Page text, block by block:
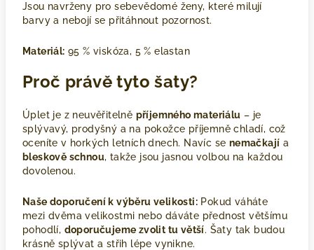
Jsou navrženy pro sebevědomé ženy, které milují
barvy a nebojí se přitáhnout pozornost.
Materiál: 95 % viskóza, 5 % elastan
Proč právě tyto šaty?
Úplet je z neuvěřitelně příjemného materiálu – je
splývavý, prodyšný a na pokožce příjemně chladí, což
oceníte v horkých letních dnech. Navíc se nemačkají a
bleskově schnou, takže jsou jasnou volbou na každou
dovolenou.
Naše doporučení k výběru velikosti: Pokud váháte
mezi dvěma velikostmi nebo dáváte přednost většímu
pohodlí, doporučujeme zvolit tu větší. Šaty tak budou
krásně splývat a střih lépe vynikne.